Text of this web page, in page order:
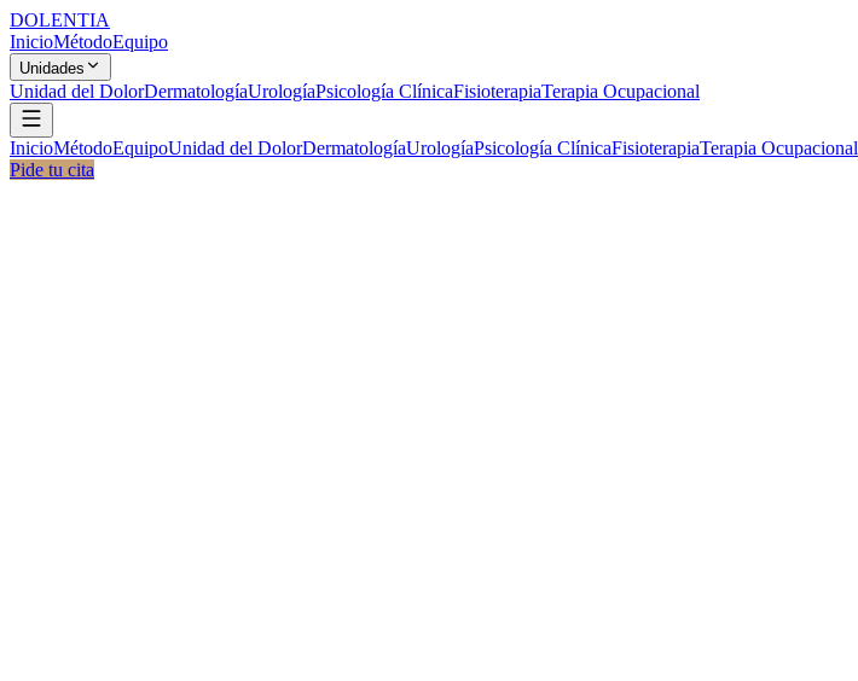
DOLENTIA
InicioMétodoEquipo
Unidades
Unidad del DolorDermatologíaUrologíaPsicología ClínicaFisioterapiaTerapia Ocupacional
InicioMétodoEquipoUnidad del DolorDermatologíaUrologíaPsicología ClínicaFisioterapiaTerapia Ocupacional
Pide tu cita